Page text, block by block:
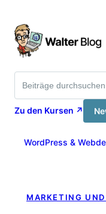
Inhalt
springen
Zu den Kursen ↗
WordPress &
MARKETING